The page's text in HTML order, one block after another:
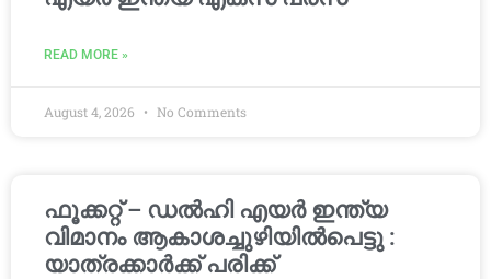
READ MORE »
August 4, 2026 No Comments
ഫൂക്കറ്റ് – ഡൽഹി എയര്‍ ഇന്ത്യ
വിമാനം ആകാശച്ചുഴിയില്‍പെട്ടു :
യാത്രക്കാര്‍ക്ക് പരിക്ക്